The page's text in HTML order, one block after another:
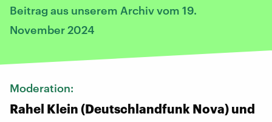
Beitrag aus unserem Archiv vom 19.
November 2024
Moderation:
Rahel Klein (Deutschlandfunk Nova) und